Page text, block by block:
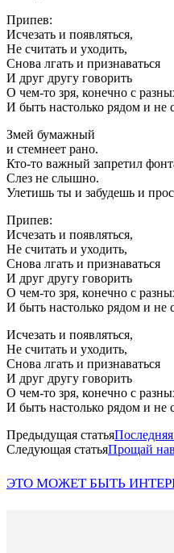
Припев:
Исчезать и появляться,
Не считать и уходить,
Снова лгать и признаваться
И друг другу говорить
О чем-то зря, конечно с
И быть настолько рядом и не
Змей бумажный
и стемнеет рано.
Кто-то важный запретил
Слез не слышно.
Улетишь ты и забудешь и
Припев:
Исчезать и появляться,
Не считать и уходить,
Снова лгать и признаваться
И друг другу говорить
О чем-то зря, конечно с
И быть настолько рядом и не
Исчезать и появляться,
Не считать и уходить,
Снова лгать и признаваться
И друг другу говорить
О чем-то зря, конечно с
И быть настолько рядом и не
Предыдущая статья
Следующая статьяПрощай
ЭТО МОЖЕТ БЫТЬ